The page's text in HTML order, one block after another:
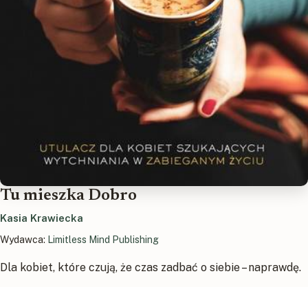
Tu mieszka Dobro
Kasia Krawiecka
Wydawca: Limitless Mind Publishing
Dla kobiet, które czują, że czas zadbać o siebie – naprawdę.